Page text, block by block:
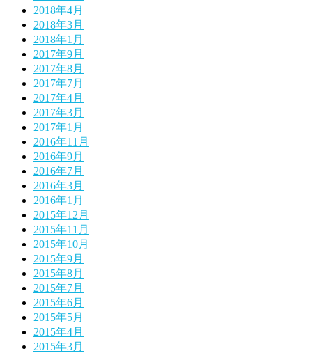
2018年4月
2018年3月
2018年1月
2017年9月
2017年8月
2017年7月
2017年4月
2017年3月
2017年1月
2016年11月
2016年9月
2016年7月
2016年3月
2016年1月
2015年12月
2015年11月
2015年10月
2015年9月
2015年8月
2015年7月
2015年6月
2015年5月
2015年4月
2015年3月